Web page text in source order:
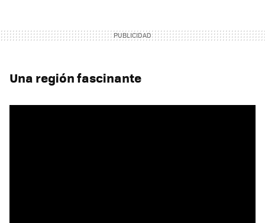
Una región fascinante